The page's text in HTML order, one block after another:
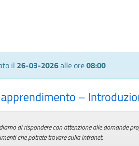
il 26-03-2026alle ore08:00
–
di rispondere con attenzione alle domande
che potrete trovare sulla intranet.